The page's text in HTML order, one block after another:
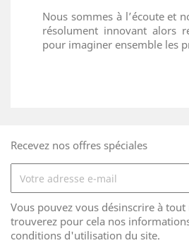
Nous sommes à l’écoute et
résolument innovant alors
pour imaginer ensemble les
Recevez nos offres spéciales
Vous pouvez vous désinscrire à
trouverez pour cela nos
conditions d'utilisation du site.